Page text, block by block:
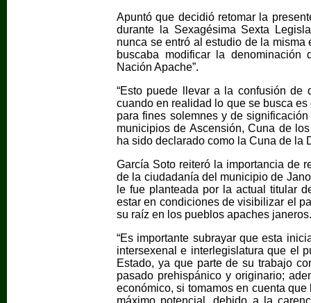
Apuntó que decidió retomar la
durante la Sexagésima Sexta
nunca se entró al estudio de la
buscaba modificar la
Nación Apache”.
“Esto puede llevar a la confusión de
cuando en realidad lo que se busca
para fines solemnes y de
municipios de Ascensión, Cuna de
ha sido declarado como la Cuna de la
García Soto reiteró la importancia de
de la ciudadanía del municipio de
le fue planteada por la actual titular
estar en condiciones de visibilizar el
su raíz en los pueblos apaches janeros.
“Es importante subrayar que esta
intersexenal e interlegislatura que el
Estado, ya que parte de su trabajo
pasado prehispánico y originario;
económico, si tomamos en cuenta
máximo potencial, debido a la